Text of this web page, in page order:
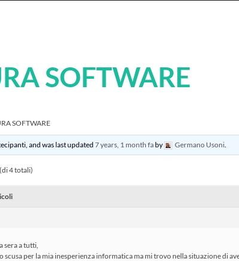
SOFTWARE
SOFTWARE
and was last updated7 years, 1 month faby Germano Usoni
4 totali)
sera a tutti,
scusa per la mia inesperienza informatica ma mi trovo nella situazione di